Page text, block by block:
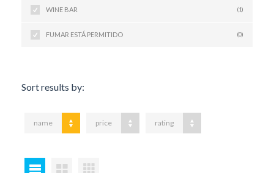
WINE BAR (1)
FUMAR ESTÁ PERMITIDO (0)
Sort results by:
name price rating